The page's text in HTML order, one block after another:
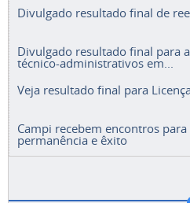
Divulgado resultado final de
Divulgado resultado final para
técnico-administrativos em...
Veja resultado final para
Campi recebem encontros
permanência e êxito